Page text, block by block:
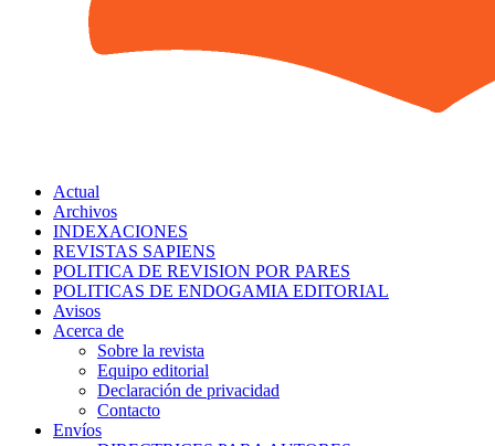
Actual
Archivos
INDEXACIONES
REVISTAS SAPIENS
POLITICA DE REVISION POR PARES
POLITICAS DE ENDOGAMIA EDITORIAL
Avisos
Acerca de
Sobre la revista
Equipo editorial
Declaración de privacidad
Contacto
Envíos